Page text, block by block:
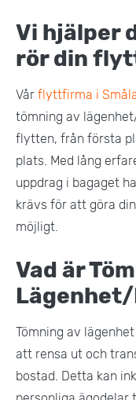
Vi hjälper
rör din
Vår flyttfirma i
tömning av
flytten, från första
plats. Med lång
uppdrag i bagaget
krävs för att göra
möjligt.
Vad är
Tömning av
att rensa ut och
bostad. Detta kan